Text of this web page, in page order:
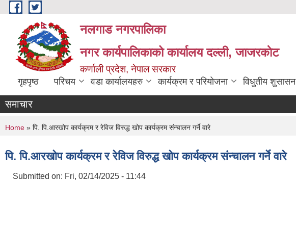
Skip to main content
नलगाड नगरपालिका
नगर कार्यपालिकाको कार्यालय दल्ली, जाजरकाेट
कर्णाली प्रदेश, नेपाल सरकार
गृहपृष्ठ परिचय वडा कार्यालयहरु कार्यक्रम र परियोजना विधुतीय शुसासन
समाचार
You are here
Home » पि. पि.आरखोप कार्यक्रम र रेविज विरुद्ध खोप कार्यक्रम संन्चालन गर्ने वारे
पि. पि.आरखोप कार्यक्रम र रेविज विरुद्ध खोप कार्यक्रम संन्चालन गर्ने वारे
Submitted on: Fri, 02/14/2025 - 11:44